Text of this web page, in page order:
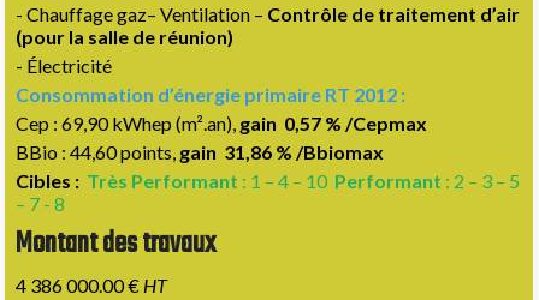
- Chauffage gaz– Ventilation – Contrôle de traitement d’air
(pour la salle de réunion)
- Électricité
Consommation d’énergie primaire RT 2012 :
Cep : 69,90 kWhep (m².an), gain 0,57 % /Cepmax
BBio : 44,60 points, gain 31,86 % /Bbiomax
Cibles : Très Performant : 1 – 4 – 10 Performant : 2 – 3 – 5
– 7 - 8
Montant des travaux
4 386 000.00 € HT